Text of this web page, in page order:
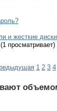
и жесткие диски
просматривает)
1 2 3 4